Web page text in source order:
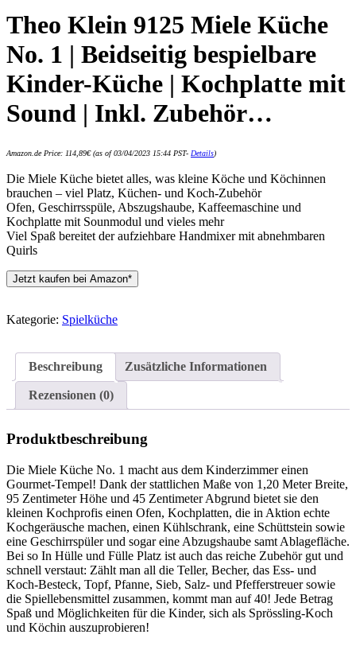
Theo Klein 9125 Miele Küche
No. 1 | Beidseitig bespielbare
Kinder-Küche | Kochplatte mit
Sound | Inkl. Zubehör…
Amazon.de Price: 114,89€(as of 03/04/2023 15:44 PST- Details)
Die Miele Küche bietet alles, was kleine Köche und Köchinnen
brauchen – viel Platz, Küchen- und Koch-Zubehör
Ofen, Geschirrsspüle, Abszugshaube, Kaffeemaschine und
Kochplatte mit Sounmodul und vieles mehr
Viel Spaß bereitet der aufziehbare Handmixer mit abnehmbaren
Quirls
Jetzt kaufen bei Amazon*
Kategorie: Spielküche
Beschreibung Zusätzliche Informationen
Rezensionen (0)
Produktbeschreibung
Die Miele Küche No. 1 macht aus dem Kinderzimmer einen
Gourmet-Tempel! Dank der stattlichen Maße von 1,20 Meter Breite,
95 Zentimeter Höhe und 45 Zentimeter Abgrund bietet sie den
kleinen Kochprofis einen Ofen, Kochplatten, die in Aktion echte
Kochgeräusche machen, einen Kühlschrank, eine Schüttstein sowie
eine Geschirrspüler und sogar eine Abzugshaube samt Ablagefläche.
Bei so In Hülle und Fülle Platz ist auch das reiche Zubehör gut und
schnell verstaut: Zählt man all die Teller, Becher, das Ess- und
Koch-Besteck, Topf, Pfanne, Sieb, Salz- und Pfefferstreuer sowie
die Spiellebensmittel zusammen, kommt man auf 40! Jede Betrag
Spaß und Möglichkeiten für die Kinder, sich als Sprössling-Koch
und Köchin auszuprobieren!